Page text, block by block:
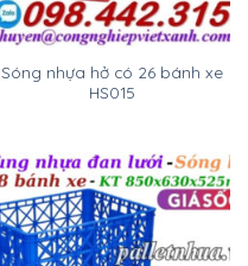
Sóng nhựa hở có 26 bánh xe
HS015